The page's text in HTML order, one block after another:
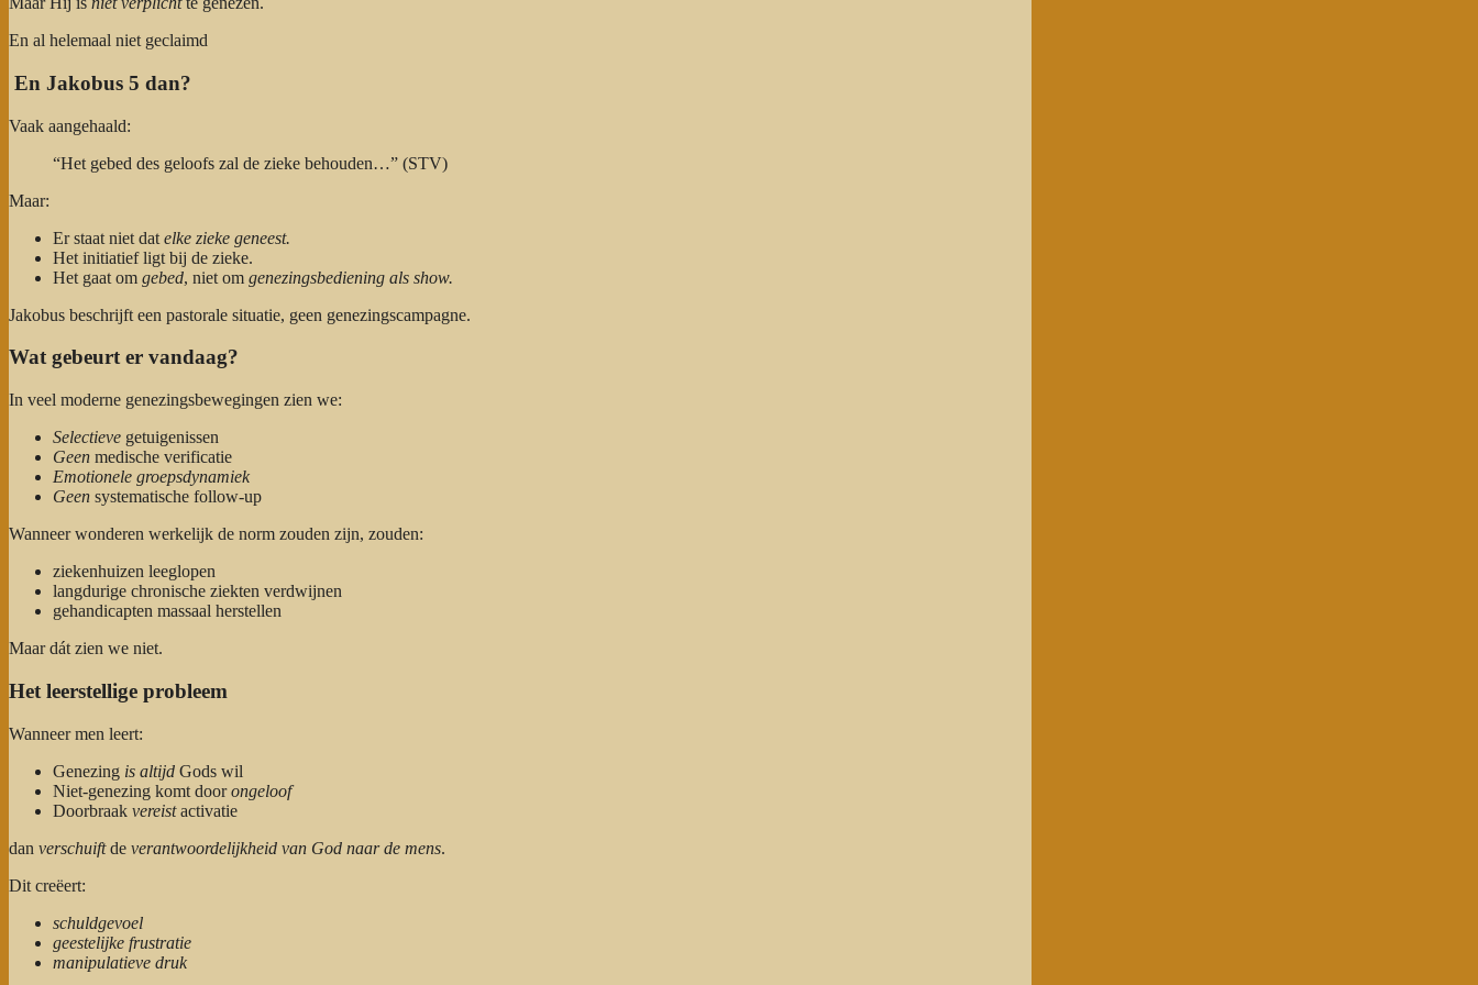
En al helemaal niet geclaimd
En Jakobus 5 dan?
Vaak aangehaald:
“Het gebed des geloofs zal de zieke behouden…” (STV)
Maar:
Er staat niet dat elke zieke geneest.
Het initiatief ligt bij de zieke.
Het gaat om gebed, niet om genezingsbediening als show.
Jakobus beschrijft een pastorale situatie, geen genezingscampagne.
Wat gebeurt er vandaag?
In veel moderne genezingsbewegingen zien we:
Selectieve getuigenissen
Geen medische verificatie
Emotionele groepsdynamiek
Geen systematische follow-up
Wanneer wonderen werkelijk de norm zouden zijn, zouden:
ziekenhuizen leeglopen
langdurige chronische ziekten verdwijnen
gehandicapten massaal herstellen
Maar dát zien we niet.
Het leerstellige probleem
Wanneer men leert:
Genezing is altijd Gods wil
Niet-genezing komt doorongeloof
Doorbraak vereistactivatie
dan verschuiftde verantwoordelijkheid van God naar de mens.
Dit creëert:
schuldgevoel
geestelijke frustratie
manipulatieve druk